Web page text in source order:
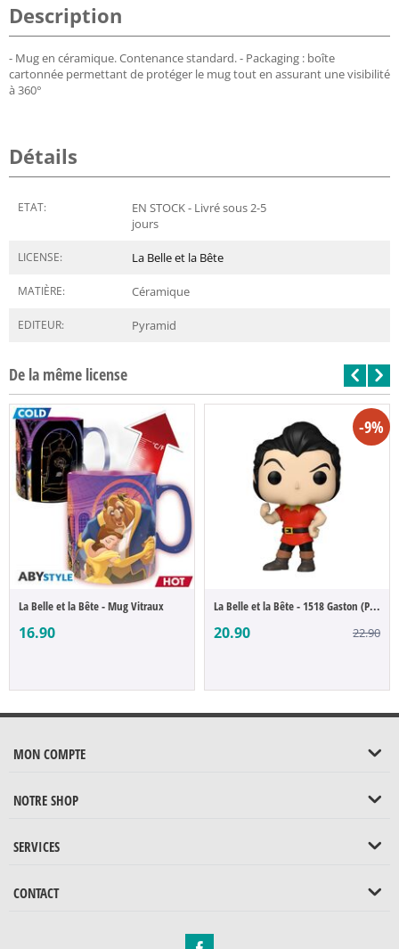
Description
- Mug en céramique. Contenance standard. - Packaging : boîte
cartonnée permettant de protéger le mug tout en assurant une visibilité
à 360°
Détails
ETAT:
EN STOCK - Livré sous 2-5
jours
LICENSE: La Belle et la Bête
MATIÈRE: Céramique
EDITEUR: Pyramid
De la même license
La Belle et la Bête - Mug Vitraux
16.90
-9%
La Belle et la Bête - 1518 Gaston (POP Fi...
20.90 22.90
MON COMPTE
NOTRE SHOP
SERVICES
CONTACT